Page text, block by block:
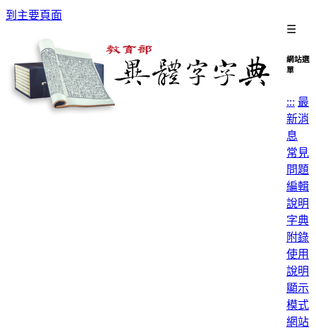
到主要頁面
☰
網站選
單
::: 最
新消
息
常見
問題
編輯
說明
字典
附錄
使用
說明
顯示
模式
網站